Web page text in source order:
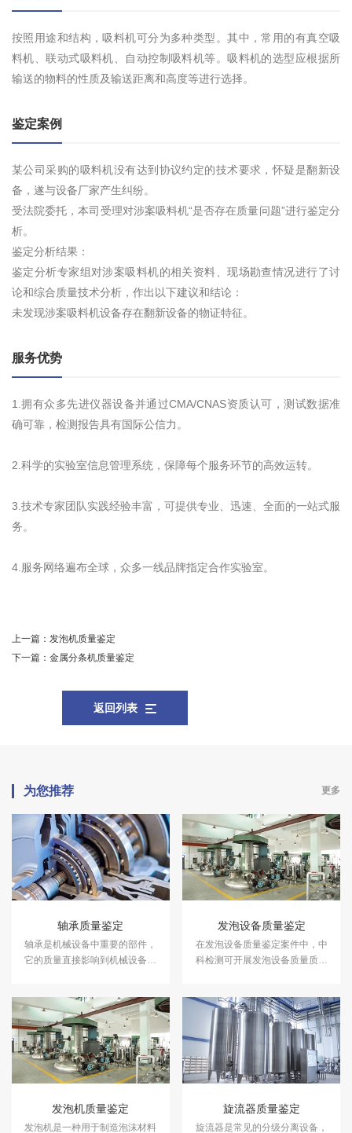
按照用途和结构，吸料机可分为多种类型。其中，常用的有真空吸
料机、联动式吸料机、自动控制吸料机等。吸料机的选型应根据所
输送的物料的性质及输送距离和高度等进行选择。
鉴定案例
某公司采购的吸料机没有达到协议约定的技术要求，怀疑是翻新设
备，遂与设备厂家产生纠纷。
受法院委托，本司受理对涉案吸料机“是否存在质量问题”进行鉴定分
析。
鉴定分析结果：
鉴定分析专家组对涉案吸料机的相关资料、现场勘查情况进行了讨
论和综合质量技术分析，作出以下建议和结论：
未发现涉案吸料机设备存在翻新设备的物证特征。
服务优势
1.拥有众多先进仪器设备并通过CMA/CNAS资质认可，测试数据准
确可靠，检测报告具有国际公信力。
2.科学的实验室信息管理系统，保障每个服务环节的高效运转。
3.技术专家团队实践经验丰富，可提供专业、迅速、全面的一站式服
务。
4.服务网络遍布全球，众多一线品牌指定合作实验室。
上一篇： 发泡机质量鉴定
下一篇： 金属分条机质量鉴定
返回列表
为您推荐 更多
轴承质量鉴定
轴承是机械设备中重要的部件，
它的质量直接影响到机械设备的
质量鉴定服务。
发泡设备质量鉴定
在发泡设备质量鉴定案件中，中
科检测可开展发泡设备质量质量
发泡机质量鉴定
发泡机是一种用于制造泡沫材料
旋流器质量鉴定
旋流器是常见的分级分离设备，